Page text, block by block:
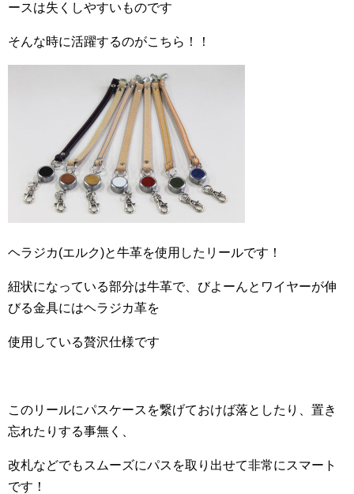
ースは失くしやすいものです
そんな時に活躍するのがこちら！！
ヘラジカ(エルク)と牛革を使用したリールです！
紐状になっている部分は牛革で、びよーんとワイヤーが伸
びる金具にはヘラジカ革を
使用している贅沢仕様です
このリールにパスケースを繋げておけば落としたり、置き
忘れたりする事無く、
改札などでもスムーズにパスを取り出せて非常にスマート
です！